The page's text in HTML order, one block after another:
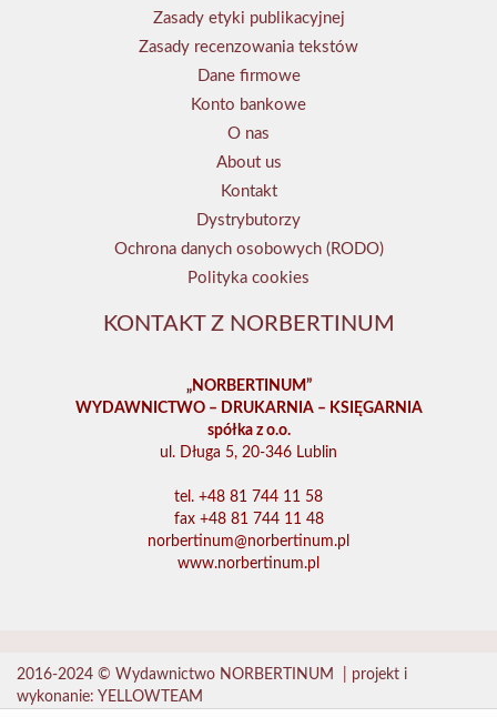
Zasady etyki publikacyjnej
Zasady recenzowania tekstów
Dane firmowe
Konto bankowe
O nas
About us
Kontakt
Dystrybutorzy
Ochrona danych osobowych (RODO)
Polityka cookies
KONTAKT Z NORBERTINUM
„NORBERTINUM”
WYDAWNICTWO – DRUKARNIA – KSIĘGARNIA
spółka z o.o.
ul. Długa 5, 20-346 Lublin
tel. +48 81 744 11 58
fax +48 81 744 11 48
norbertinum@norbertinum.pl
www.norbertinum.pl
2016-2024 © Wydawnictwo NORBERTINUM | projekt i
wykonanie: YELLOWTEAM